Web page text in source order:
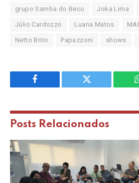
grupo Samba do Beco Joka Lima
Júlio Cardozzo Luana Matos
Netto Brito Papazzoni shows
Facebook Twitter
Posts Relacionados